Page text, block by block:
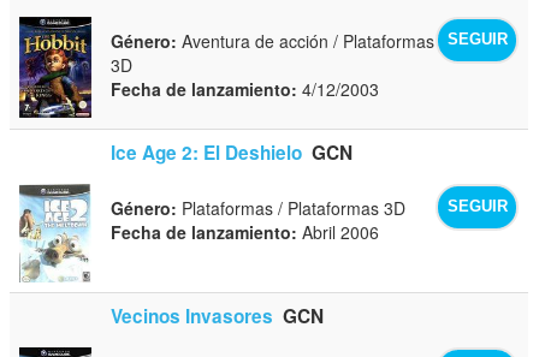
SEGUIR
Género: Aventura de acción / Plataformas
3D
Fecha de lanzamiento: 4/12/2003
Ice Age 2: El Deshielo GCN
SEGUIR
Género: Plataformas / Plataformas 3D
Fecha de lanzamiento: Abril 2006
Vecinos Invasores GCN